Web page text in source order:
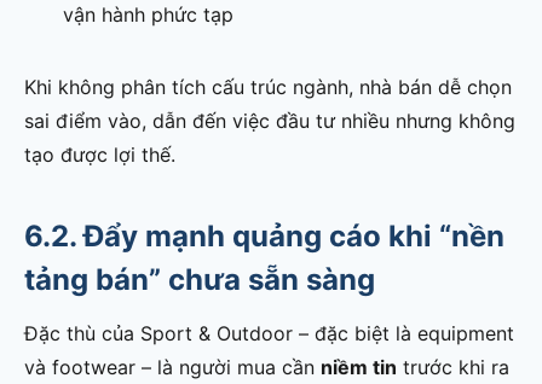
vận hành phức tạp
Khi không phân tích cấu trúc ngành, nhà bán dễ chọn
sai điểm vào, dẫn đến việc đầu tư nhiều nhưng không
tạo được lợi thế.
6.2. Đẩy mạnh quảng cáo khi “nền
tảng bán” chưa sẵn sàng
Đặc thù của Sport & Outdoor – đặc biệt là equipment
và footwear – là người mua cần niềm tin trước khi ra